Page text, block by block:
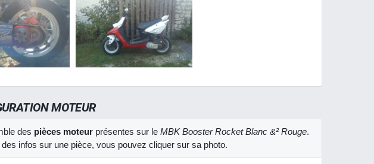
MOTEUR
des pièces moteur présentes sur le MBK Booster Rocket Blanc &² Rouge.
des infos sur une pièce, vous pouvez cliquer sur sa photo.